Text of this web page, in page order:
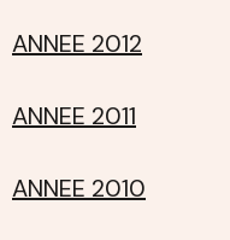
ANNEE 2012
ANNEE 2011
ANNEE 2010